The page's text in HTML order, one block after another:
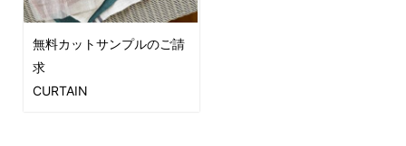
無料カットサンプルのご請
求
CURTAIN